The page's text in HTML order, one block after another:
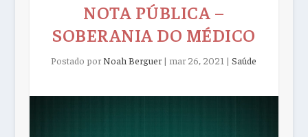
NOTA PÚBLICA –
SOBERANIA DO MÉDICO
Postado por Noah Berguer| mar 26, 2021 |Saúde